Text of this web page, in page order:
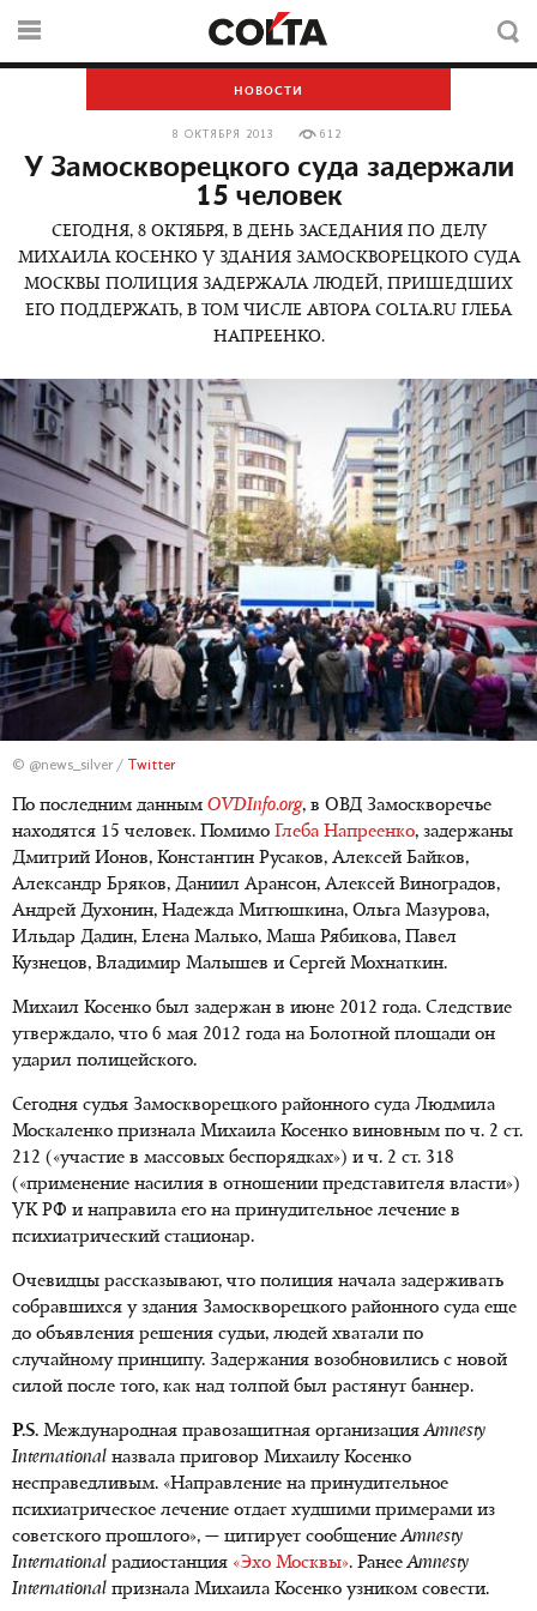
НОВОСТИ
8 ОКТЯБРЯ 2013 612
У Замоскворецкого суда задержали
15 человек
СЕГОДНЯ, 8 ОКТЯБРЯ, В ДЕНЬ ЗАСЕДАНИЯ ПО ДЕЛУ
МИХАИЛА КОСЕНКО У ЗДАНИЯ ЗАМОСКВОРЕЦКОГО СУДА
МОСКВЫ ПОЛИЦИЯ ЗАДЕРЖАЛА ЛЮДЕЙ, ПРИШЕДШИХ
ЕГО ПОДДЕРЖАТЬ, В ТОМ ЧИСЛЕ АВТОРА COLTA.RU ГЛЕБА
НАПРЕЕНКО.
© @news_silver / Twitter
По последним данным OVDInfo.org, в ОВД Замоскворечье
находятся 15 человек. Помимо Глеба Напреенко, задержаны
Дмитрий Ионов, Константин Русаков, Алексей Байков,
Александр Бряков, Даниил Арансон, Алексей Виноградов,
Андрей Духонин, Надежда Митюшкина, Ольга Мазурова,
Ильдар Дадин, Елена Малько, Маша Рябикова, Павел
Кузнецов, Владимир Малышев и Сергей Мохнаткин.
Михаил Косенко был задержан в июне 2012 года. Следствие
утверждало, что 6 мая 2012 года на Болотной площади он
ударил полицейского.
Сегодня судья Замоскворецкого районного суда Людмила
Москаленко признала Михаила Косенко виновным по ч. 2 ст.
212 («участие в массовых беспорядках») и ч. 2 ст. 318
(«применение насилия в отношении представителя власти»)
УК РФ и направила его на принудительное лечение в
психиатрический стационар.
Очевидцы рассказывают, что полиция начала задерживать
собравшихся у здания Замоскворецкого районного суда еще
до объявления решения судьи, людей хватали по
случайному принципу. Задержания возобновились с новой
силой после того, как над толпой был растянут баннер.
P.S. Международная правозащитная организацияAmnesty
International назвала приговор Михаилу Косенко
несправедливым. «Направление на принудительное
психиатрическое лечение отдает худшими примерами из
советского прошлого», — цитирует сообщениеAmnesty
International радиостанция «Эхо Москвы». РанееAmnesty
International признала Михаила Косенко узником совести.